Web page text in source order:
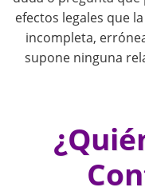
efectos legales que
incompleta,
supone ninguna